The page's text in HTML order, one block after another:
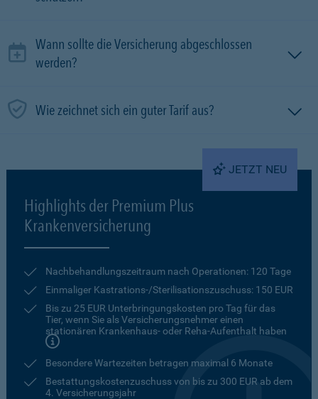
Wann sollte die Versicherung abgeschlossen
werden?
Wie zeichnet sich ein guter Tarif aus?
JETZT NEU
Highlights der Premium Plus
Krankenversicherung
Nachbehandlungszeitraum nach Operationen: 120 Tage
Einmaliger Kastrations-/Sterilisationszuschuss: 150 EUR
Bis zu 25 EUR Unterbringungskosten pro Tag für das
Tier, wenn Sie als Versicherungsnehmer einen
stationären Krankenhaus- oder Reha-Aufenthalt haben
Besondere Wartezeiten betragen maximal 6 Monate
Bestattungskostenzuschuss von bis zu 300 EUR ab dem
4. Versicherungsjahr